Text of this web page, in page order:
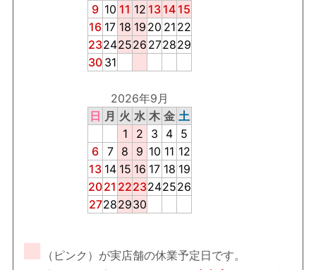
9 10 11 12 13 14 15
16 17 18 19 20 21 22
23242526 272829
30 31
2026年9月
日 月 火 水 木 金 土
1
2 3 4 5
6 7 8 9 10 11 12
13 14 15 16 17 18 19
2021 2223242526
27282930
■
（ピンク）が実店舗の休業予定日です。